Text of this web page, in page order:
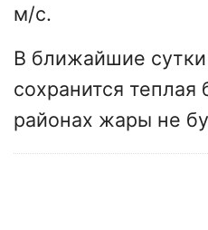
м/с.
В ближайшие
сохранится теплая
районах жары не